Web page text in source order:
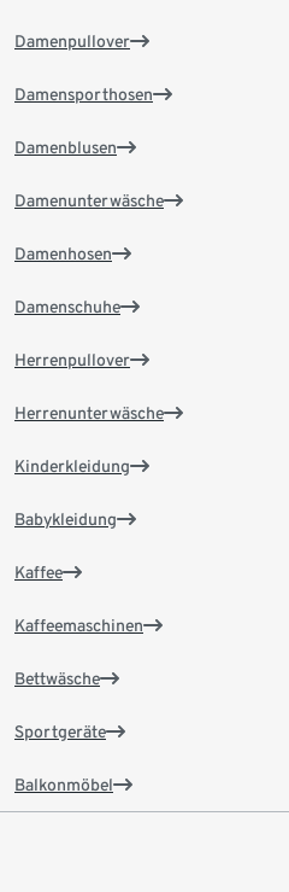
Damenpullover
Damensporthosen
Damenblusen
Damenunterwäsche
Damenhosen
Damenschuhe
Herrenpullover
Herrenunterwäsche
Kinderkleidung
Babykleidung
Kaffee
Kaffeemaschinen
Bettwäsche
Sportgeräte
Balkonmöbel